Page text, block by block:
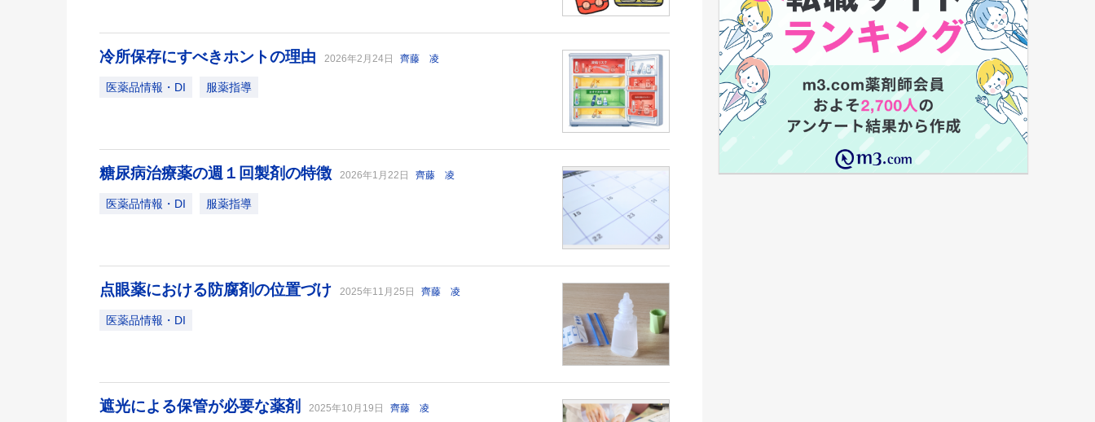
冷所保存にすべきホントの理由 2026年2月24日 齊藤 凌
医薬品情報・DI 服薬指導
糖尿病治療薬の週１回製剤の特徴 2026年1月22日 齊藤 凌
医薬品情報・DI 服薬指導
点眼薬における防腐剤の位置づけ 2025年11月25日 齊藤 凌
医薬品情報・DI
遮光による保管が必要な薬剤 2025年10月19日 齊藤 凌